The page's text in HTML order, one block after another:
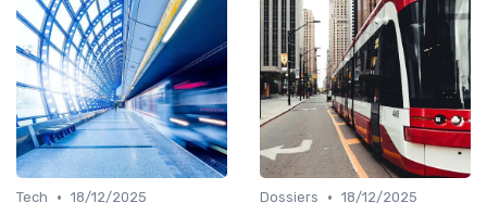
Tech • 18/12/2025
Dossiers • 18/12/2025